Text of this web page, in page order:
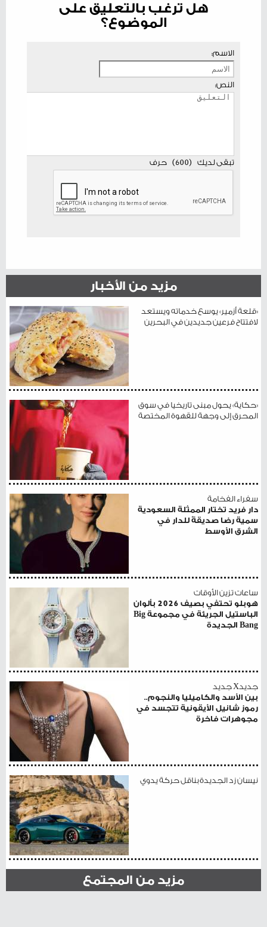
هل ترغب بالتعليق على
الموضوع؟
الاسم:
النص:
تبقى لديك (
600
) حرف
مزيد من الأخبار
«قلعة أزمير» يوسع خدماته ويستعد
لافتتاح فرعين جديدين في البحرين
«حكاية» يحول مبنى تاريخيا في سوق
المحرق إلى وجهة للقهوة المختصة
سفراء الفخامة
دار فريد تختار الممثلة السعودية
سمية رضا صديقةً للدار في
الشرق الأوسط
ساعات تزين الأوقات
هوبلو تحتفي بصيف 2026 بألوان
الباستيل الجريئة في مجموعة Big
Bang الجديدة
جديدX جديد
بين الأسد والكاميليا والنجوم..
رموز شانيل الأيقونية تتجسد في
مجوهرات فاخرة
نيسان زد الجديدة بناقل حركة يدوي
مزيد من المجتمع